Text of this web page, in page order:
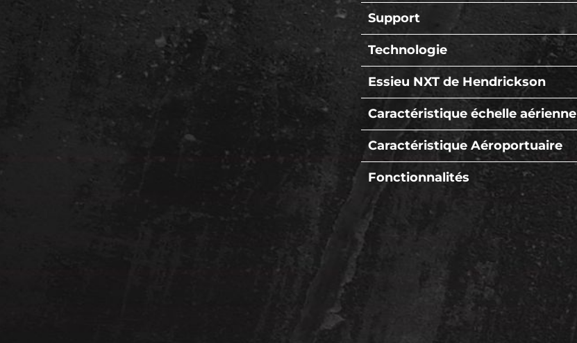
Support
Technologie
Essieu NXT de Hendrickson
Caractéristique échelle aérienne
Caractéristique Aéroportuaire
Fonctionnalités